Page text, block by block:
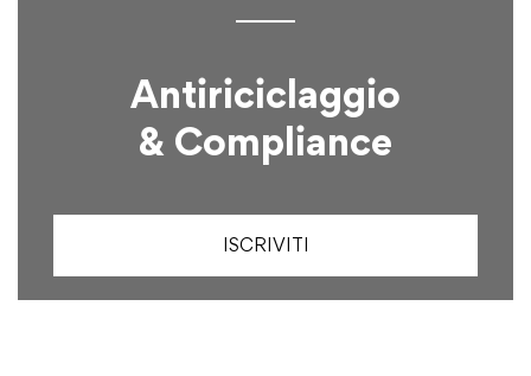
Antiriciclaggio
& Compliance
ISCRIVITI